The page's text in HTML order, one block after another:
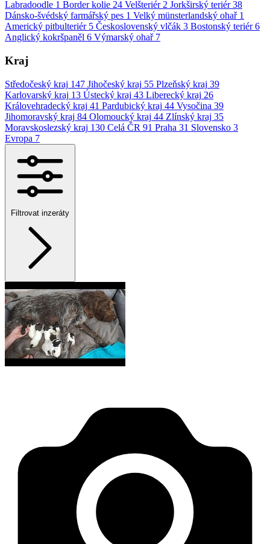
Labradoodle 1 Border kolie 24 Velšteriér 2 Jorkširský teriér 38
Dánsko-švédský farmářský pes 1 Velký münsterlandský ohař 1
Americký pitbulteriér 5 Československý vlčák 3 Bostonský teriér 6
Anglický kokršpaněl 6 Výmarský ohař 7
Kraj
Středočeský kraj 147 Jihočeský kraj 55 Plzeňský kraj 39
Karlovarský kraj 13 Ústecký kraj 43 Liberecký kraj 26
Královehradecký kraj 41 Pardubický kraj 44 Vysočina 39
Jihomoravský kraj 84 Olomoucký kraj 44 Zlínský kraj 35
Moravskoslezský kraj 130 Celá ČR 91 Praha 31 Slovensko 3
Evropa 7
Filtrovat inzeráty